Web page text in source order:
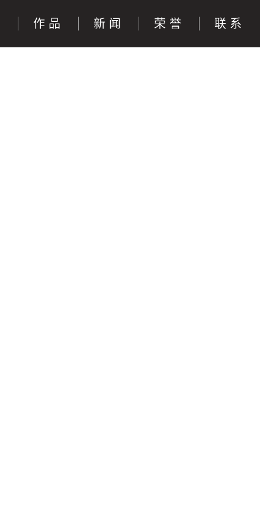
作品 新闻 荣誉 联系